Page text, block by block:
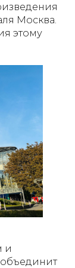
Москва.
этому
и